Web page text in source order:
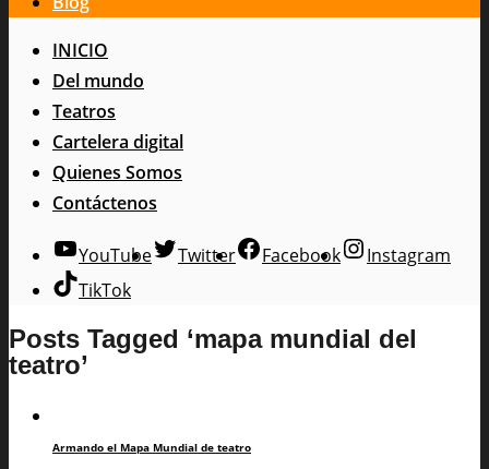
INICIO
Del mundo
Teatros
Cartelera digital
Quienes Somos
Contáctenos
YouTube Twitter Facebook
Instagram
TikTok
Posts Tagged ‘mapa mundial del
teatro’
Armando el Mapa Mundial de teatro